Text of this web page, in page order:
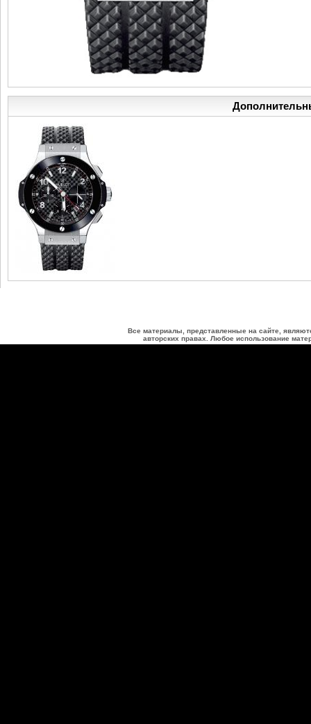
Все материалы, представленные на сайте,
авторских правах. Любое использование